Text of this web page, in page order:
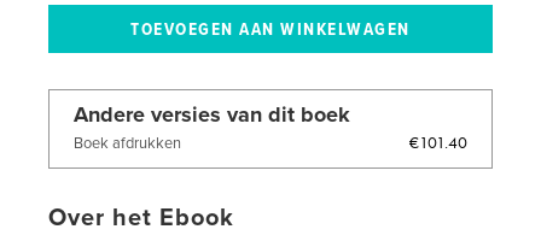
Andere versies van dit boek
Boek afdrukken €101.40
Over het Ebook